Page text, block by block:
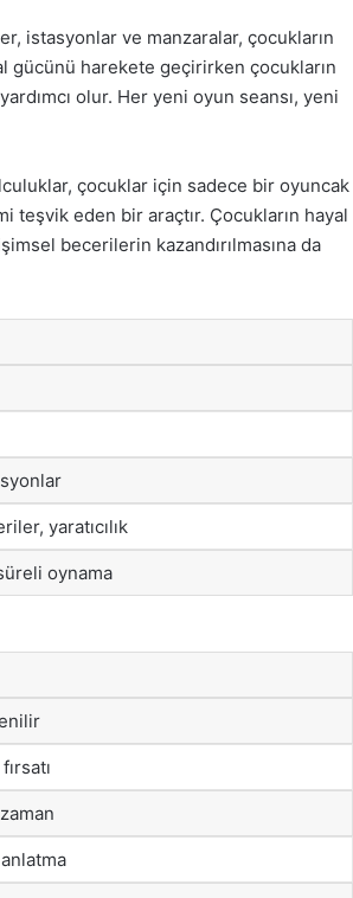
istasyonlar ve manzaralar, çocukların
gücünü harekete geçirirken çocukların
olur. Her yeni oyun seansı, yeni
çocuklar için sadece bir oyuncak
eden bir araçtır. Çocukların hayal
becerilerin kazandırılmasına da
yaratıcılık
oynama